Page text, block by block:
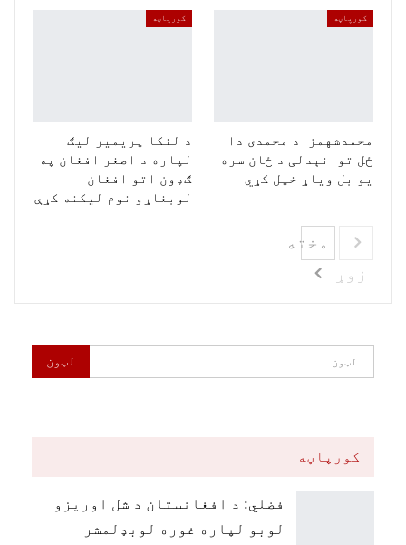
کولو لپاره وهڅوئ. د ملي لوبډلې پخواني کپتان وویل چې
یونس خان وویل چې هغه هیڅکله د مقام یا دندې لپاره
بورډ ته نه ګوري
کورپاڼه
محمدشهمزاد محمدی دا
ځل توانېدلی د ځان سره
یو بل ویاړ خپل کړي
کورپاڼه
د لنکا پریمیر لیګ
لپاره د اصغر افغان په
ګډون اتو افغان
لوبغاړو نوم لیکنه کړې
زوړ
مخته
کورپاڼه
فضلي: د افغانستان د شل اوریزو
لوبو لپاره غوره لوبډلمشر